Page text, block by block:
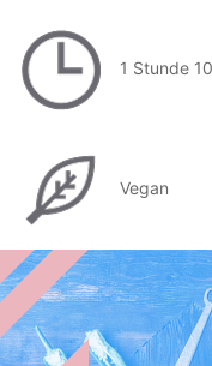
1 Stunde
Vegan